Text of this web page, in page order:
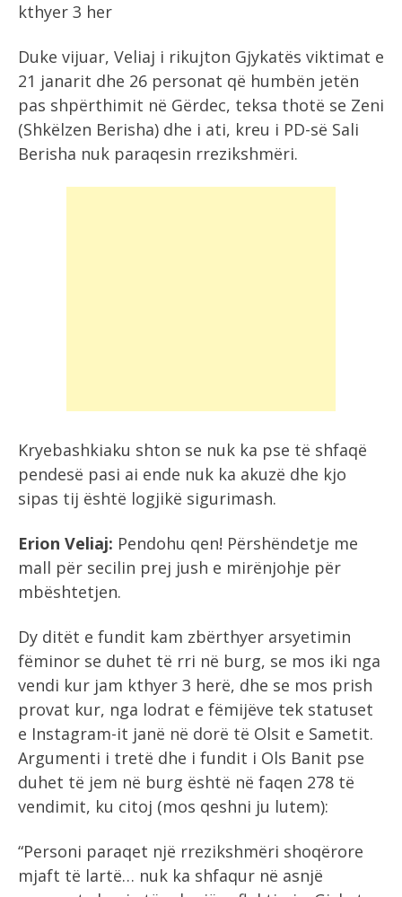
kthyer 3 her
Duke vijuar, Veliaj i rikujton Gjykatës viktimat e
21 janarit dhe 26 personat që humbën jetën
pas shpërthimit në Gërdec, teksa thotë se Zeni
(Shkëlzen Berisha) dhe i ati, kreu i PD-së Sali
Berisha nuk paraqesin rrezikshmëri.
Kryebashkiaku shton se nuk ka pse të shfaqë
pendesë pasi ai ende nuk ka akuzë dhe kjo
sipas tij është logjikë sigurimash.
Erion Veliaj: Pendohu qen! Përshëndetje me
mall për secilin prej jush e mirënjohje për
mbështetjen.
Dy ditët e fundit kam zbërthyer arsyetimin
fëminor se duhet të rri në burg, se mos iki nga
vendi kur jam kthyer 3 herë, dhe se mos prish
provat kur, nga lodrat e fëmijëve tek statuset
e Instagram-it janë në dorë të Olsit e Sametit.
Argumenti i tretë dhe i fundit i Ols Banit pse
duhet të jem në burg është në faqen 278 të
vendimit, ku citoj (mos qeshni ju lutem):
“Personi paraqet një rrezikshmëri shoqërore
mjaft të lartë… nuk ka shfaqur në asnjë